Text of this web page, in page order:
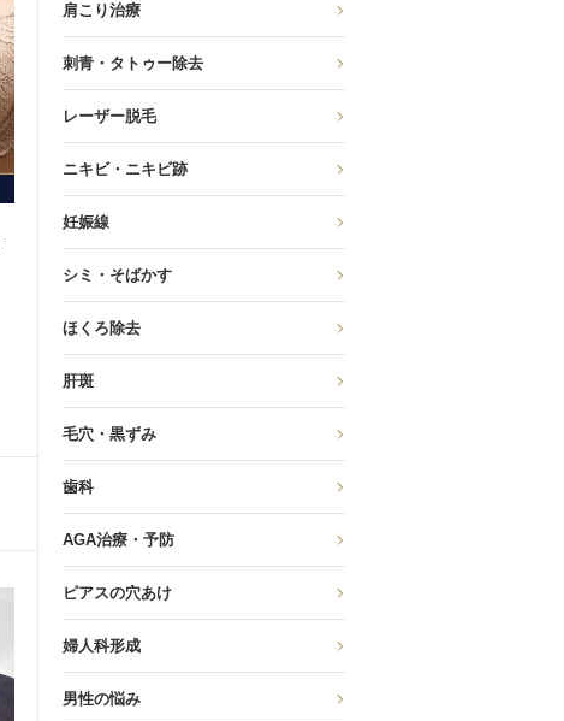
肩こり治療
刺青・タトゥー除去
レーザー脱毛
ニキビ・ニキビ跡
妊娠線
シミ・そばかす
ほくろ除去
肝斑
毛穴・黒ずみ
歯科
AGA治療・予防
ピアスの穴あけ
婦人科形成
男性の悩み